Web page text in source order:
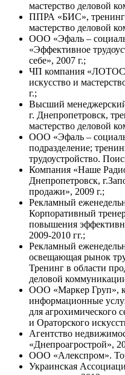
мастерство деловой
ППРА «БИС», тренинг
мастерство деловой
ООО «Эфаль –
«Эффективное
себе», 2007 г.;
ЧП компания
искусство и
г.;
Высший
г. Днепропетровск,
мастерство деловой
ООО «Эфаль –
подразделение;
трудоустройство.
Компания «Наше
Днепропетровск,
продажи», 2009 г.;
Рекламный
Корпоративный
повышения
2009-2010 гг.;
Рекламный
освещающая рынок
Тренинг в области
деловой
ООО «Маркер Груп»,
информационные
для агрохимического
и Ораторского
Агентство
«Днепроагрострой»,
ООО «Алекспром».
Украинская